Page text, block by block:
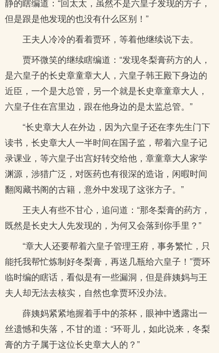
但是跟是他发现的也没有什么区别！”
王夫人冷冷的看着贾环，等着他继续说下去。
贾环微笑的继续瞎编道：“发现冬梨膏药方的人，
是六皇子的长史章童章大人，六皇子韩王殿下身边的
近臣，一个是大总管，另一个就是长史章童章大人，
六皇子住在宫里边，跟在他身边的是太监总管。”
“长史章大人在外边，因为六皇子还在李先生门下
读书，长史章大人一半时间在国子监，帮着六皇子记
录课业，等六皇子出宫好转交给他，章童章大人家学
渊源，涉猎广泛，对医药也有很深的造诣，闲暇时间
翻阅藏书阁的古籍，意外中发现了这张方子。”
王夫人有些不甘心，追问道：“那冬梨膏的药方，
既然是长史大人先发现的，为何又会落到你手里？”
“章大人还要帮着六皇子管理王府，事务繁忙，只
能托我帮忙炼制好冬梨膏，再送几瓶给六皇子！”贾环
临时编的瞎话，看似是有一些漏洞，但是薛姨妈与王
夫人却无法去核实，自然也拿贾环没办法。
薛姨妈紧紧地握着手中的茶杯，眼神中透露出一
丝遗憾和失落，不甘的道：“环哥儿，如此说来，冬梨
膏的方子属于这位长史章大人的？”